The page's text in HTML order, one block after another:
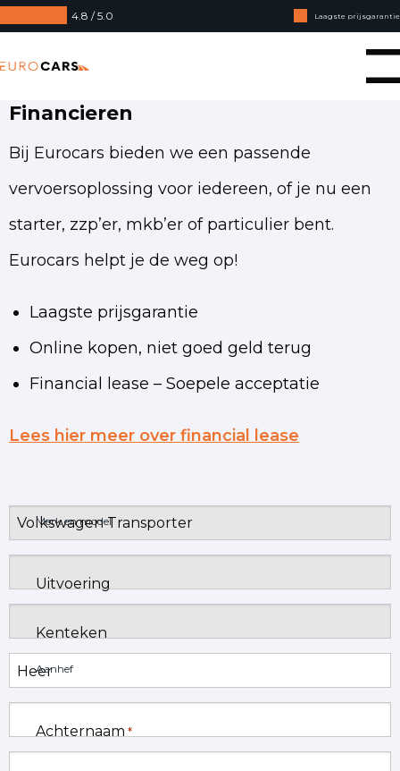
4.8 / 5.0
Laagste prijsgarantie
Online kopen, niet goed geld terug
Financial lease - Soepele acceptatie
Financieren
Bij Eurocars bieden we een passende
vervoersoplossing voor iedereen, of je nu een
starter, zzp’er, mkb’er of particulier bent.
Eurocars helpt je de weg op!
Laagste prijsgarantie
Online kopen, niet goed geld terug
Financial lease – Soepele acceptatie
Lees hier meer over financial lease
Merk en model
Uitvoering
Kenteken
Aanhef
Achternaam *